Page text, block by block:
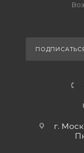
г.